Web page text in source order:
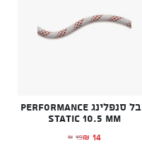
חבל סנפלינג Performance
Static 10.5 mm
₪ 15
המחיר המקורי היה: ₪15.₪ 14 המחיר הנוכחי הוא: ₪14.